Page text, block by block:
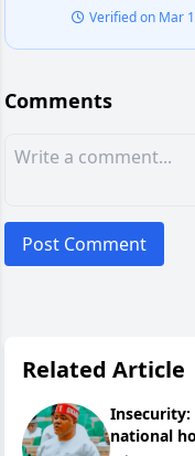
Verified on Mar
Comments
Post Comment
Related Article
Insecurity:
national